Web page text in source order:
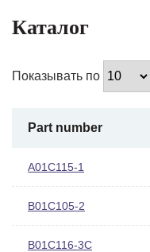
Каталог
Показывать по
Part number
A01C115-1
B01C105-2
B01C116-3C